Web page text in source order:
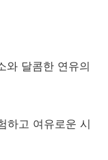
와 달콤한 연유의
하고 여유로운 시